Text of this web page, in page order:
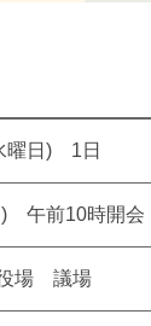
曜日) 1日
) 午前10時開会
場 議場